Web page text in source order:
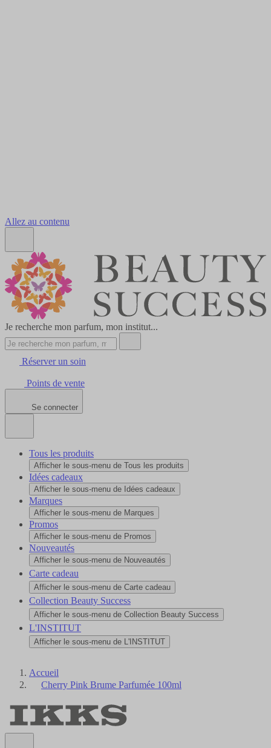
Allez au contenu
Je recherche mon parfum, mon institut...
Réserver un soin
Points de vente
Se connecter
Tous les produits
Afficher le sous-menu de Tous les produits
Idées cadeaux
Afficher le sous-menu de Idées cadeaux
Marques
Afficher le sous-menu de Marques
Promos
Afficher le sous-menu de Promos
Nouveautés
Afficher le sous-menu de Nouveautés
Carte cadeau
Afficher le sous-menu de Carte cadeau
Collection Beauty Success
Afficher le sous-menu de Collection Beauty Success
L'INSTITUT
Afficher le sous-menu de L'INSTITUT
Accueil
Cherry Pink Brume Parfumée 100ml